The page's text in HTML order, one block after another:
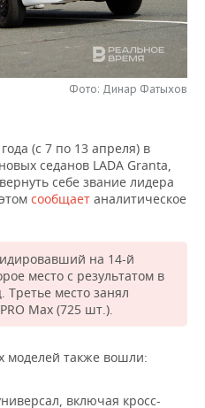
Фото: Динар Фатыхов
(с 7 по 13 апреля) в
седанов LADA Granta,
себе звание лидера
сообщает аналитическое
на 14-й
место с результатом в
место занял
Max (725 шт.).
моделей также вошли:
включая кросс-